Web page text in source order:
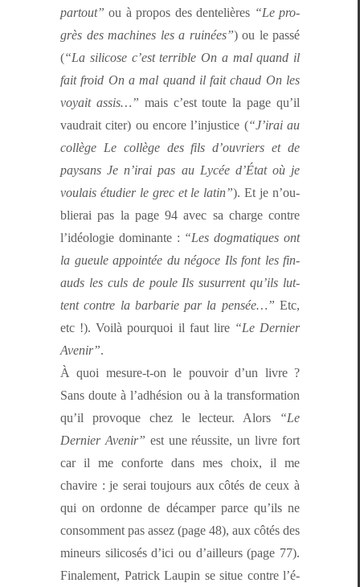
partout” ou à pro­pos des den­telières “Le pro­
grès des machines les a ruinées”) ou le passé
(“La sil­i­cose c’est ter­ri­ble On a mal quand il
fait froid On a mal quand il fait chaud On les
voy­ait assis…” mais c’est toute la page qu’il
vaudrait citer) ou encore l’in­jus­tice (“J’i­rai au
col­lège Le col­lège des fils d’ou­vri­ers et de
paysans Je n’i­rai pas au Lycée d’É­tat où je
voulais étudi­er le grec et le latin”). Et je n’ou­
blierai pas la page 94 avec sa charge con­tre
l’idéolo­gie dom­i­nante : “Les dog­ma­tiques ont
la gueule appointée du négoce Ils font les fin­
auds les culs de poule Ils susurrent qu’ils lut­
tent con­tre la bar­barie par la pen­sée…” Etc,
etc !). Voilà pourquoi il faut lire “Le Dernier
Avenir”.
À quoi mesure-t-on le pou­voir d’un livre ?
Sans doute à l’ad­hé­sion ou à la trans­for­ma­tion
qu’il provoque chez le lecteur. Alors
“Le
Dernier Avenir” est une réus­site, un livre fort
car il me con­forte dans mes choix, il me
chavire : je serai tou­jours aux côtés de ceux à
qui on ordonne de décam­per parce qu’ils ne
con­som­ment pas assez (page 48), aux côtés des
mineurs sil­i­cosés d’i­ci ou d’ailleurs (page 77).
Finale­ment, Patrick Laupin se situe con­tre l’é­